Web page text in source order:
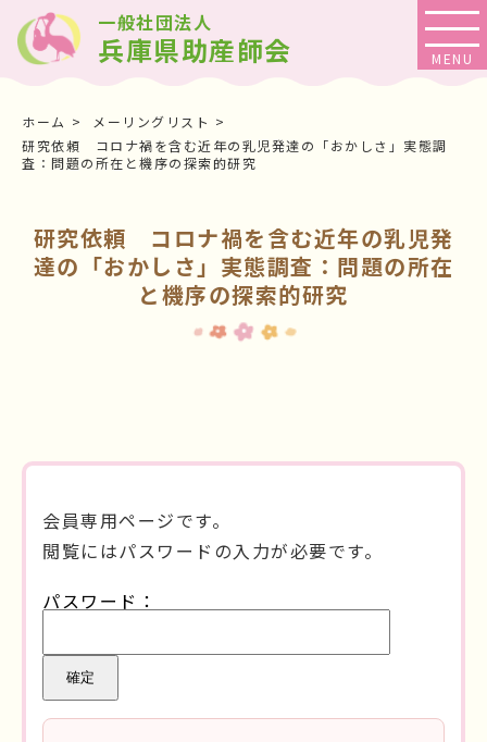
一般社団法人
兵庫県助産師会
ホーム
メーリングリスト
研究依頼 コロナ禍を含む近年の乳児発達の「おかしさ」実態調
査：問題の所在と機序の探索的研究
研究依頼 コロナ禍を含む近年の乳児発
達の「おかしさ」実態調査：問題の所在
と機序の探索的研究
会員専用ページです。
閲覧にはパスワードの入力が必要です。
パスワード：